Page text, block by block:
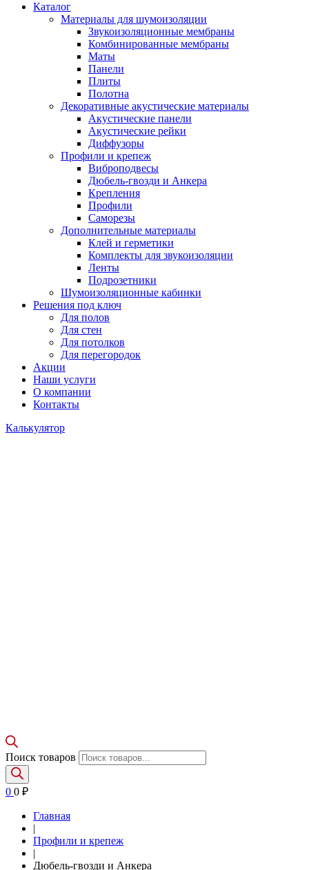
Каталог
Материалы для шумоизоляции
Звукоизоляционные мембраны
Комбинированные мембраны
Маты
Панели
Плиты
Полотна
Декоративные акустические материалы
Акустические панели
Акустические рейки
Диффузоры
Профили и крепеж
Виброподвесы
Дюбель-гвозди и Анкера
Крепления
Профили
Саморезы
Дополнительные материалы
Клей и герметики
Комплекты для звукоизоляции
Ленты
Подрозетники
Шумоизоляционные кабинки
Решения под ключ
Для полов
Для стен
Для потолков
Для перегородок
Акции
Наши услуги
О компании
Контакты
Калькулятор
Поиск товаров
0 0 ₽
Главная
|
Профили и крепеж
|
Дюбель-гвозди и Анкера